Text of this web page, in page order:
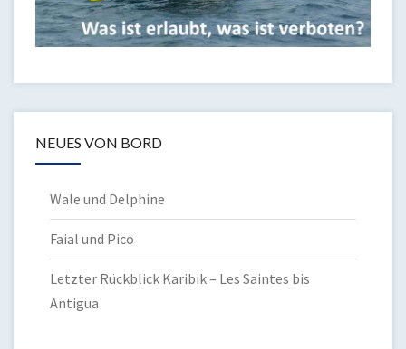
NEUES VON BORD
Wale und Delphine
Faial und Pico
Letzter Rückblick Karibik – Les Saintes bis
Antigua